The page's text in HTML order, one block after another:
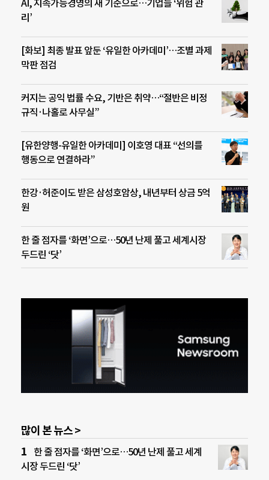
AI, 지속가능경영의 새 기준으로…기업들 ‘위험 관
리’
[화보] 최종 발표 앞둔 ‘유일한 아카데미’…조별 과제
막판 점검
커지는 공익 법률 수요, 기반은 취약…“절반은 비정
규직·나홀로 사무실”
[유한양행-유일한 아카데미] 이호영 대표 “선의를
행동으로 연결하라”
한강·허준이도 받은 삼성호암상, 내년부터 상금 5억
원
한 줄 점자를 ‘화면’으로…50년 난제 풀고 세계시장
두드린 ‘닷’
많이 본 뉴스 >
한 줄 점자를 ‘화면’으로…50년 난제 풀고 세계
시장 두드린 ‘닷’